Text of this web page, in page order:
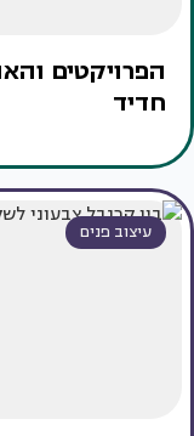
הפרויקטים
חדיד
עיצוב פנים